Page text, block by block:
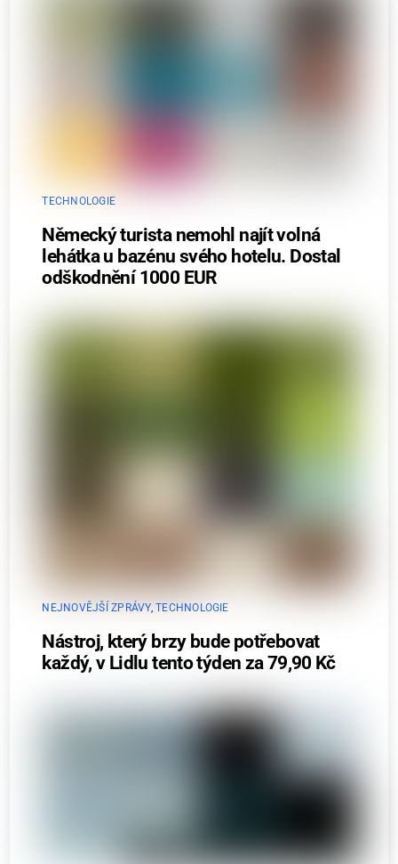
TECHNOLOGIE
Německý turista nemohl najít volná
lehátka u bazénu svého hotelu. Dostal
odškodnění 1000 EUR
NEJNOVĚJŠÍ ZPRÁVY,TECHNOLOGIE
Nástroj, který brzy bude potřebovat
každý, v Lidlu tento týden za 79,90 Kč